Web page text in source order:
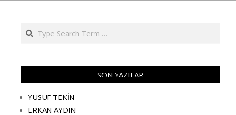
Search
SON YAZILAR
YUSUF TEKİN
ERKAN AYDIN